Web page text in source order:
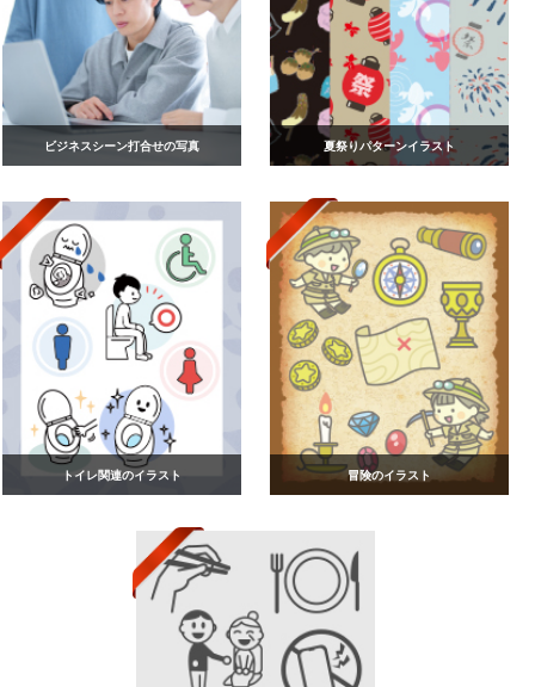
ビジネスシーン打合せの写真 夏祭りパターンイラスト
トイレ関連のイラスト 冒険のイラスト